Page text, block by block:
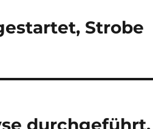
Strobe